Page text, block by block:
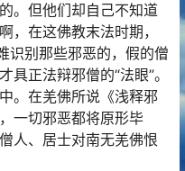
。但他们却自己不知道
，在这佛教末法时期，
识别那些邪恶的，假的僧
正法辩邪僧的“法眼”。
。在羌佛所说《浅释邪
一切邪恶都将原形毕
人、居士对南无羌佛恨